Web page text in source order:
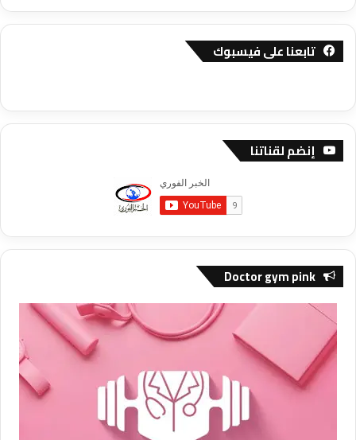
تابعنا على فيسبوك
إنضم لقناتنا
Doctor gym pink